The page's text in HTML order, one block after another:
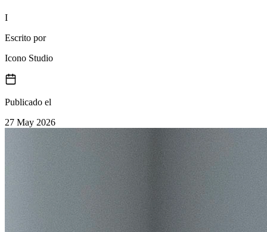
I
Escrito por
Icono Studio
Publicado el
27 May 2026